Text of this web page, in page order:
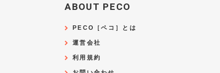
ABOUT PECO
PECO［ペコ］とは
運営会社
利用規約